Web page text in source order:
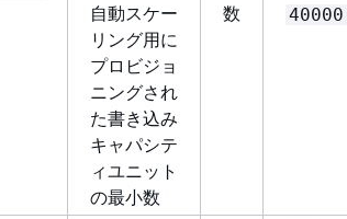
自動スケー
リング用に
プロビジョ
ニングされ
た書き込み
キャパシテ
ィユニット
の最小数
数
40000